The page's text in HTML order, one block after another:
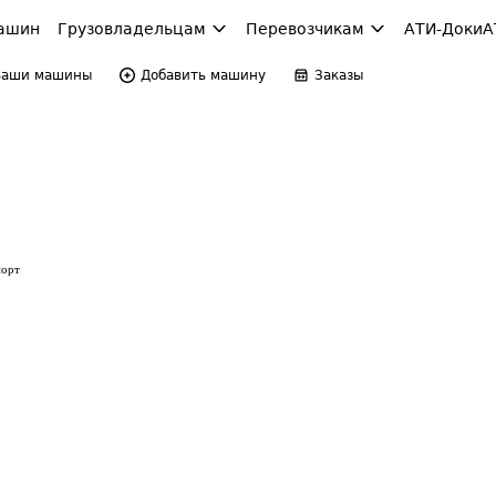
Грузовладельцам Перевозчикам АТИ-Доки
машины Добавить машину Заказы